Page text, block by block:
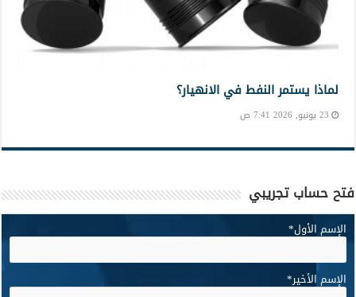
لماذا يستمر النفط في الانهيار؟
23 يونيو, 2026 7:41 ص
فتح حساب تجريبي
الإسم الأول*
الإسم الأخير*